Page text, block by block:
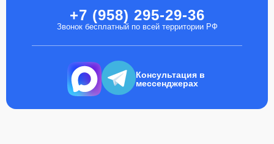
+7 (958) 295-29-36
Звонок бесплатный по всей территории РФ
Консультация в
мессенджерах